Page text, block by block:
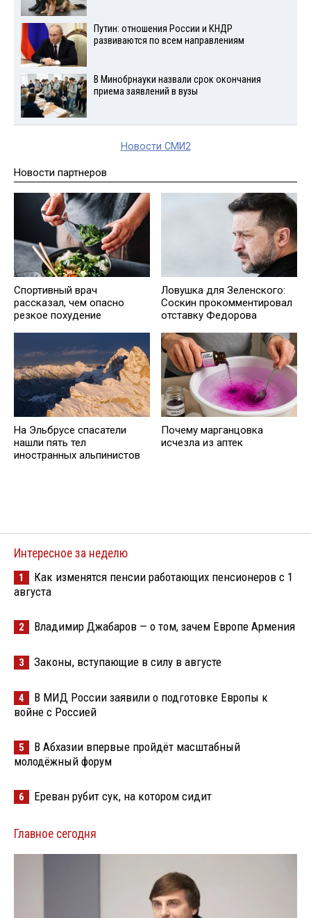
Путин: отношения России и КНДР
развиваются по всем направлениям
В Минобрнауки назвали срок окончания
приема заявлений в вузы
Новости СМИ2
Новости партнеров
Спортивный врач
рассказал, чем опасно
резкое похудение
Ловушка для Зеленского:
Соскин прокомментировал
отставку Федорова
На Эльбрусе спасатели
нашли пять тел
иностранных альпинистов
Почему марганцовка
исчезла из аптек
Интересное за неделю
1
Как изменятся пенсии работающих пенсионеров с 1
августа
2 Владимир Джабаров — о том, зачем Европе Армения
3 Законы, вступающие в силу в августе
4
В МИД России заявили о подготовке Европы к
войне с Россией
5
В Абхазии впервые пройдёт масштабный
молодёжный форум
6 Ереван рубит сук, на котором сидит
Главное сегодня